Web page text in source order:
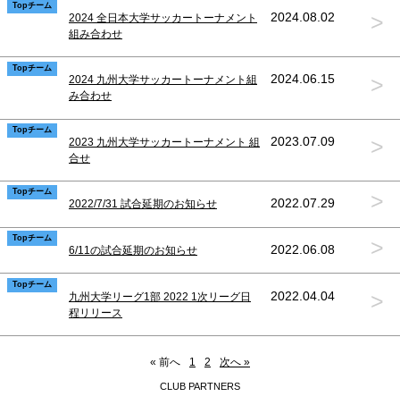
Topチーム
2024 全日本大学サッカートーナメント
組み合わせ
2024.08.02 >
Topチーム
2024 九州大学サッカートーナメント組
み合わせ
2024.06.15 >
Topチーム
2023 九州大学サッカートーナメント 組
合せ
2023.07.09 >
Topチーム
2022/7/31 試合延期のお知らせ 2022.07.29 >
Topチーム
6/11の試合延期のお知らせ 2022.06.08 >
Topチーム
九州大学リーグ1部 2022 1次リーグ日
程リリース
2022.04.04 >
« 前へ 1 2 次へ »
CLUB PARTNERS